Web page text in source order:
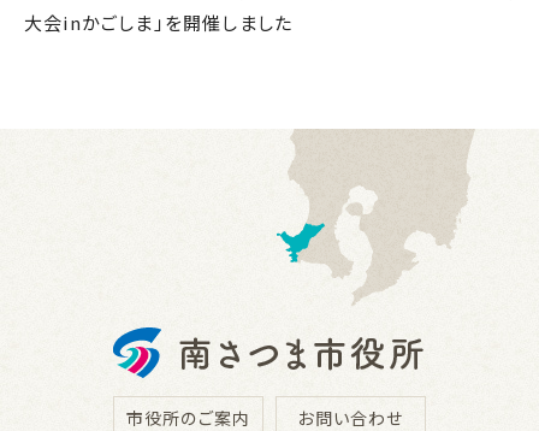
大会inかごしま」を開催しました
市役所のご案内 お問い合わせ